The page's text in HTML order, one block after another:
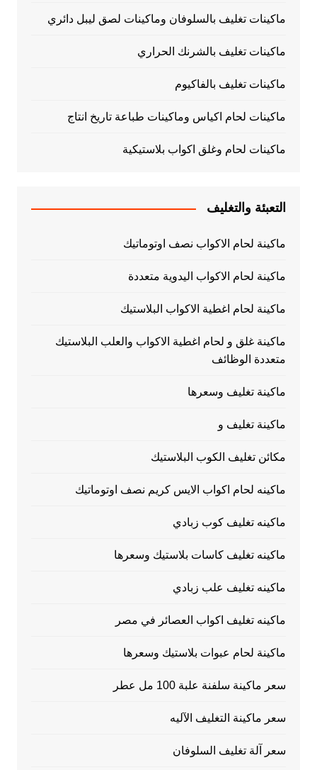
ماكينات تغليف بالسلوفان وماكينات لصق ليبل دائري
ماكينات تغليف بالشرنك الحراري
ماكينات تغليف بالفاكيوم
ماكينات لحام اكياس وماكينات طباعة تاريخ انتاج
ماكينات لحام وغلق اكواب بلاستيكية
التعبئة والتغليف
ماكينة لحام الاكواب نصف اوتوماتيك
ماكينة لحام الاكواب اليدوية متعددة
ماكينة لحام اغطية الاكواب البلاستيك
ماكينة غلق و لحام اغطية الاكواب والعلب البلاستيك
متعددة الوظائف
ماكينة تغليف وسعرها
ماكينة تغليف و
مكائن تغليف الكوب البلاستيك
ماكينه لحام اكواب الايس كريم نصف اوتوماتيك
ماكينه تغليف كوب زبادي
ماكينه تغليف كاسات بلاستيك وسعرها
ماكينه تغليف علب زبادي
ماكينه تغليف اكواب العصائر في مصر
ماكينة لحام عبوات بلاستيك وسعرها
سعر ماكينة سلفنة علبة 100 مل عطر
سعر ماكينة التغليف الآليه
سعر آلة تغليف السلوفان